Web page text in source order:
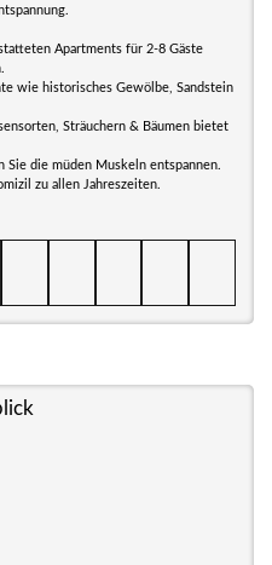
Apartments für 2-8 Gäste
wie historisches Gewölbe, Sandstein
Sträuchern & Bäumen bietet
Sie die müden Muskeln entspannen.
zu allen Jahreszeiten.